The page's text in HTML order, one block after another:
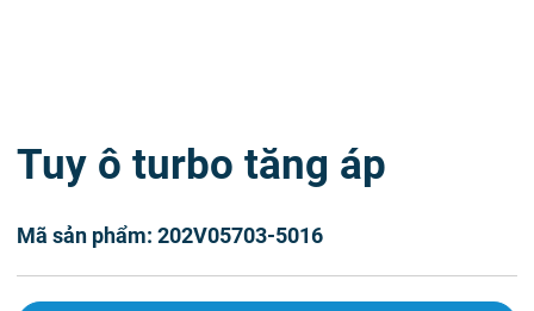
Tuy ô turbo tăng áp
Mã sản phẩm: 202V05703-5016